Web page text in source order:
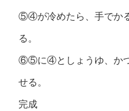
⑤④が冷めたら、手でか
る。
⑥⑤に④としょうゆ、か
せる。
完成